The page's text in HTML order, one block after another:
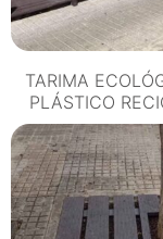
TARIMA
PLÁSTICO